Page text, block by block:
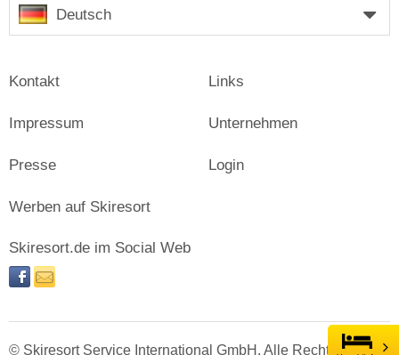
Deutsch
Kontakt
Impressum
Presse
Links
Unternehmen
Login
Werben auf Skiresort
Skiresort.de im Social Web
facebooknewsletter
© Skiresort Service International GmbH. Alle Rechte